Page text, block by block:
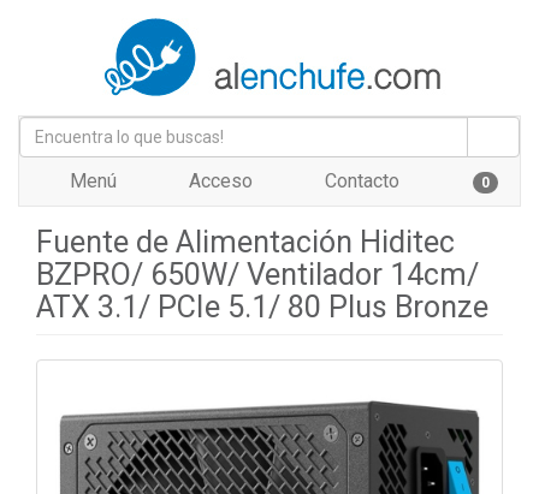
Menú Acceso Contacto 0
Fuente de Alimentación Hiditec
BZPRO/ 650W/ Ventilador 14cm/
ATX 3.1/ PCIe 5.1/ 80 Plus Bronze